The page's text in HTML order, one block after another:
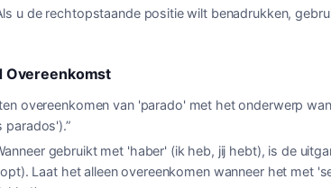
u de rechtopstaande positie wilt benadrukken,
Overeenkomst
overeenkomen van 'parado' met het onderwerp
parados').”
gebruikt met 'haber' (ik heb, jij hebt), is de
Laat het alleen overeenkomen wanneer het met